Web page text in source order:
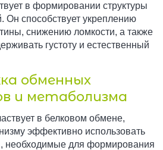
в формировании структуры
Он способствует укреплению
снижению ломкости, а также
густоту и естественный
обменных
и метаболизма
в белковом обмене,
эффективно использовать
необходимые для формирования